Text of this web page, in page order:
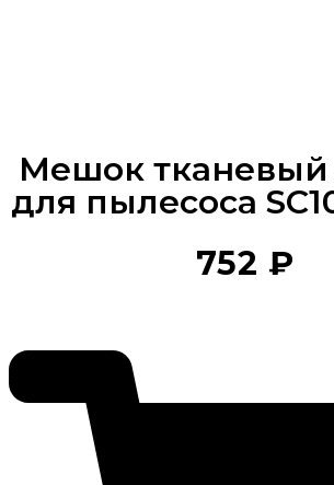
Мешок
для пылесоса
752 ₽